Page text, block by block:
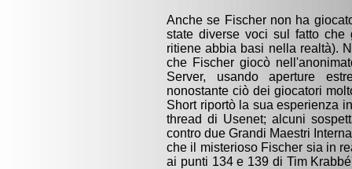
Anche se Fischer non ha
state diverse voci sul fatto
ritiene abbia basi nella realtà).
che Fischer giocò
Server, usando aperture
nonostante ciò dei giocatori
Short riportò la sua esperienza
thread di Usenet; alcuni
contro due Grandi Maestri
che il misterioso Fischer sia in
ai punti 134 e 139 di Tim